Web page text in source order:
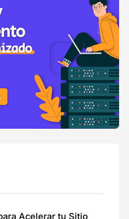
Acelerar tu Sitio